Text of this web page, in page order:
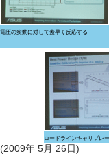
電圧の変動に対して素早く反応する
ロードラインキャリブレ
(2009年 5月 26日)